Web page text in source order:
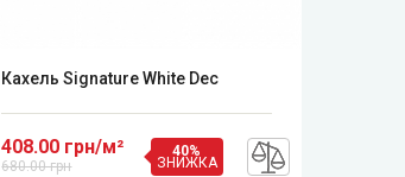
Кахель Signature White Dec
408.00 грн/м²
680.00 грн
40%
ЗНИЖКА